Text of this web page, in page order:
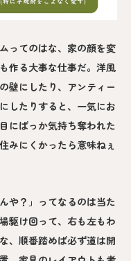
ってのはな、家の顔を変
作る大事な仕事だ。洋風
壁にしたり、アンティー
したりすると、一気にお
にばっか気持ち奪われた
みにくかったら意味ねぇ
や？」ってなるのは当た
駆け回って、右も左もわ
、順番踏めば必ず道は開